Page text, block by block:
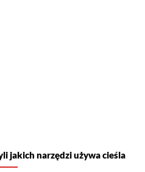
jakich narzędzi używa cieśla